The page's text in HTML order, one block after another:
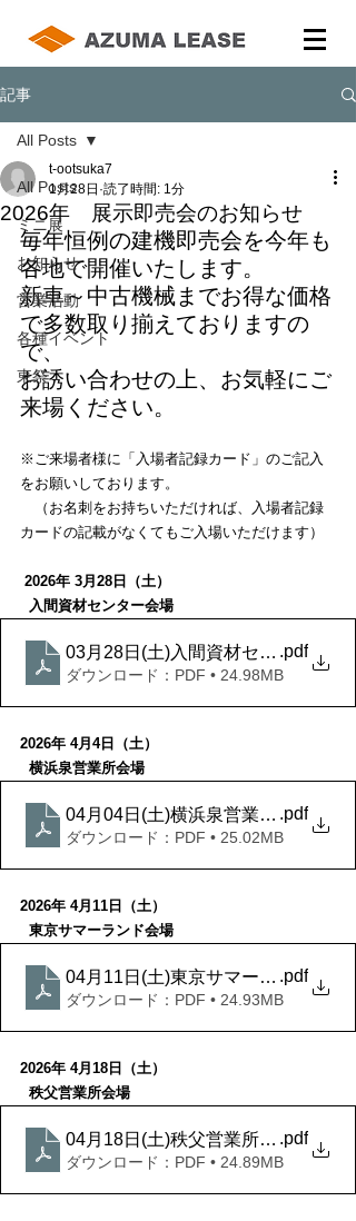
記事
All Posts
ミニ展
お知らせ
営業活動
各種イベント
東祭
All Posts
2026年 展示即売会のお知らせ
t-ootsuka7
1月28日 読了時間: 1分
毎年恒例の建機即売会を今年も
各地で開催いたします。
新車～中古機械までお得な価格
で多数取り揃えておりますの
で、
お誘い合わせの上、お気軽にご
来場ください。
※ご来場者様に「入場者記録カード」のご記入
をお願いしております。
（お名刺をお持ちいただければ、入場者記録
カードの記載がなくてもご入場いただけます）
2026年 3月28日（土）
入間資材センター会場
03月28日(土)入間資材センター会場
.pdf
ダウンロード：PDF • 24.98MB
2026年 4月4日（土）
横浜泉営業所会場
04月04日(土)横浜泉営業所会場
.pdf
ダウンロード：PDF • 25.02MB
2026年 4月11日（土）
東京サマーランド会場
04月11日(土)東京サマーランド
.pdf
ダウンロード：PDF • 24.93MB
2026年 4月18日（土）
秩父営業所会場
04月18日(土)秩父営業所会場.pdf
ダウンロード：PDF • 24.89MB